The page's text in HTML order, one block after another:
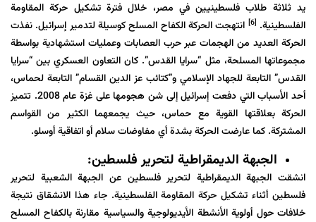
يد ثلاثة طلاب فلسطينيين في مصر، خلال فترة تشكيل حركة المقاومة
الفلسطينية. [6]
انتهجت الحركة الكفاح المسلح كوسيلة لتدمير إسرائيل. نفذت
الحركة العديد من الهجمات عبر حرب العصابات وعمليات استشهادية بواسطة
مجموعاتها المسلحة، مثل “سرايا القدس”. كان التعاون العسكري بين “سرايا
القدس” التابعة للجهاد الإسلامي و”كتائب عز الدين القسام” التابعة لحماس،
أحد الأسباب التي دفعت إسرائيل إلى شن هجومها على غزة عام 2008. تتميز
الحركة بعلاقتها القوية مع حماس، حيث يجمعهما الكثير من القواسم
المشتركة. كما عارضت الحركة بشدة أي مفاوضات سلام أو اتفاقية أوسلو.
الجبهة الديمقراطية لتحرير فلسطين:
انشقت الجبهة الديمقراطية لتحرير فلسطين عن الجبهة الشعبية لتحرير
فلسطين أثناء تشكيل حركة المقاومة الفلسطينية. جاء هذا الانشقاق نتيجة
خلافات حول أولوية الأنشطة الأيديولوجية والسياسية مقارنة بالكفاح المسلح